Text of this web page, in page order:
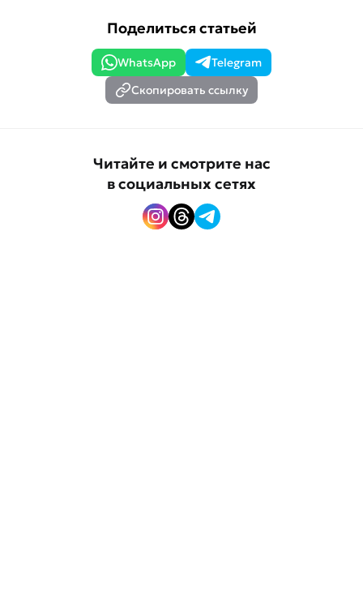
Поделиться статьей
WhatsApp
Telegram
Скопировать ссылку
Читайте и смотрите нас
в социальных сетях